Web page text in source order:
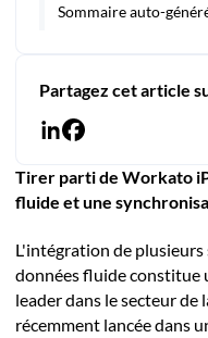
Sommaire auto-
Partagez cet article
Tirer parti de Workato
fluide et une
L'intégration de
données fluide constitue
leader dans le secteur de
récemment lancée dans